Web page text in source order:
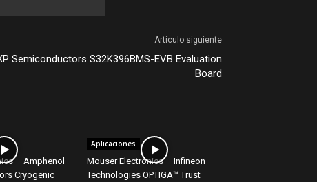
Artículo siguiente
Semiconductors S32K396BMS-EVB Evaluation
Board
– Amphenol
Cryogenic
Aplicaciones
Mouser Electronics – Infineon
Technologies OPTIGA™ Trust